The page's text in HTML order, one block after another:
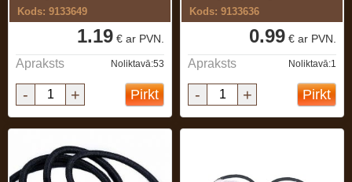
Kods: 9133649
1.19 € ar PVN.
Apraksts Noliktavā:53
- + Pirkt
Kods: 9133636
0.99 € ar PVN.
Apraksts Noliktavā:1
- + Pirkt